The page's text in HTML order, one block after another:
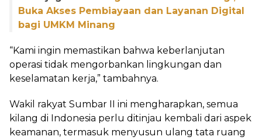
Buka Akses Pembiayaan dan Layanan Digital
bagi UMKM Minang
“Kami ingin memastikan bahwa keberlanjutan
operasi tidak mengorbankan lingkungan dan
keselamatan kerja,” tambahnya.
Wakil rakyat Sumbar II ini mengharapkan, semua
kilang di Indonesia perlu ditinjau kembali dari aspek
keamanan, termasuk menyusun ulang tata ruang